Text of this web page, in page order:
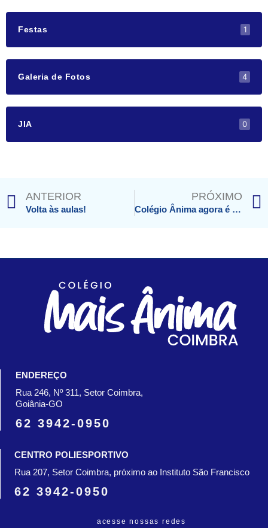
Festas 1
Galeria de Fotos 4
JIA 0
Prev
ANTERIOR
Volta às aulas!
PRÓXIMO
Colégio Ânima agora é Escola Parceira SAS e PGS
ENDEREÇO
Rua 246, Nº 311, Setor Coimbra,
Goiânia-GO
62 3942-0950
CENTRO POLIESPORTIVO
Rua 207, Setor Coimbra, próximo ao Instituto São Francisco
62 3942-0950
acesse nossas redes